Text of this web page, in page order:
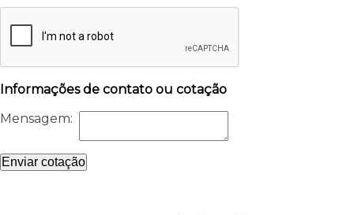
Informações de contato ou cotação
Mensagem:
Enviar cotação